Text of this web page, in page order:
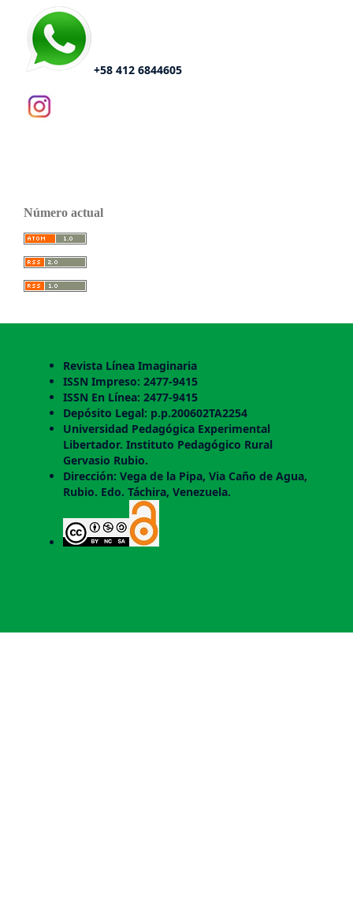
+58 412 6844605
Número actual
Revista Línea Imaginaria
ISSN Impreso: 2477-9415
ISSN En Línea: 2477-9415
Depósito Legal: p.p.200602TA2254
Universidad Pedagógica Experimental
Libertador. Instituto Pedagógico Rural
Gervasio Rubio.
Dirección: Vega de la Pipa, Via Caño de Agua,
Rubio. Edo. Táchira, Venezuela.